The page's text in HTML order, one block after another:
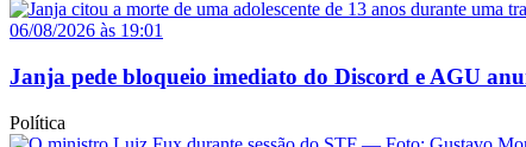
06/08/2026 às 19:01
Janja pede bloqueio imediato do Discord e AGU
Política